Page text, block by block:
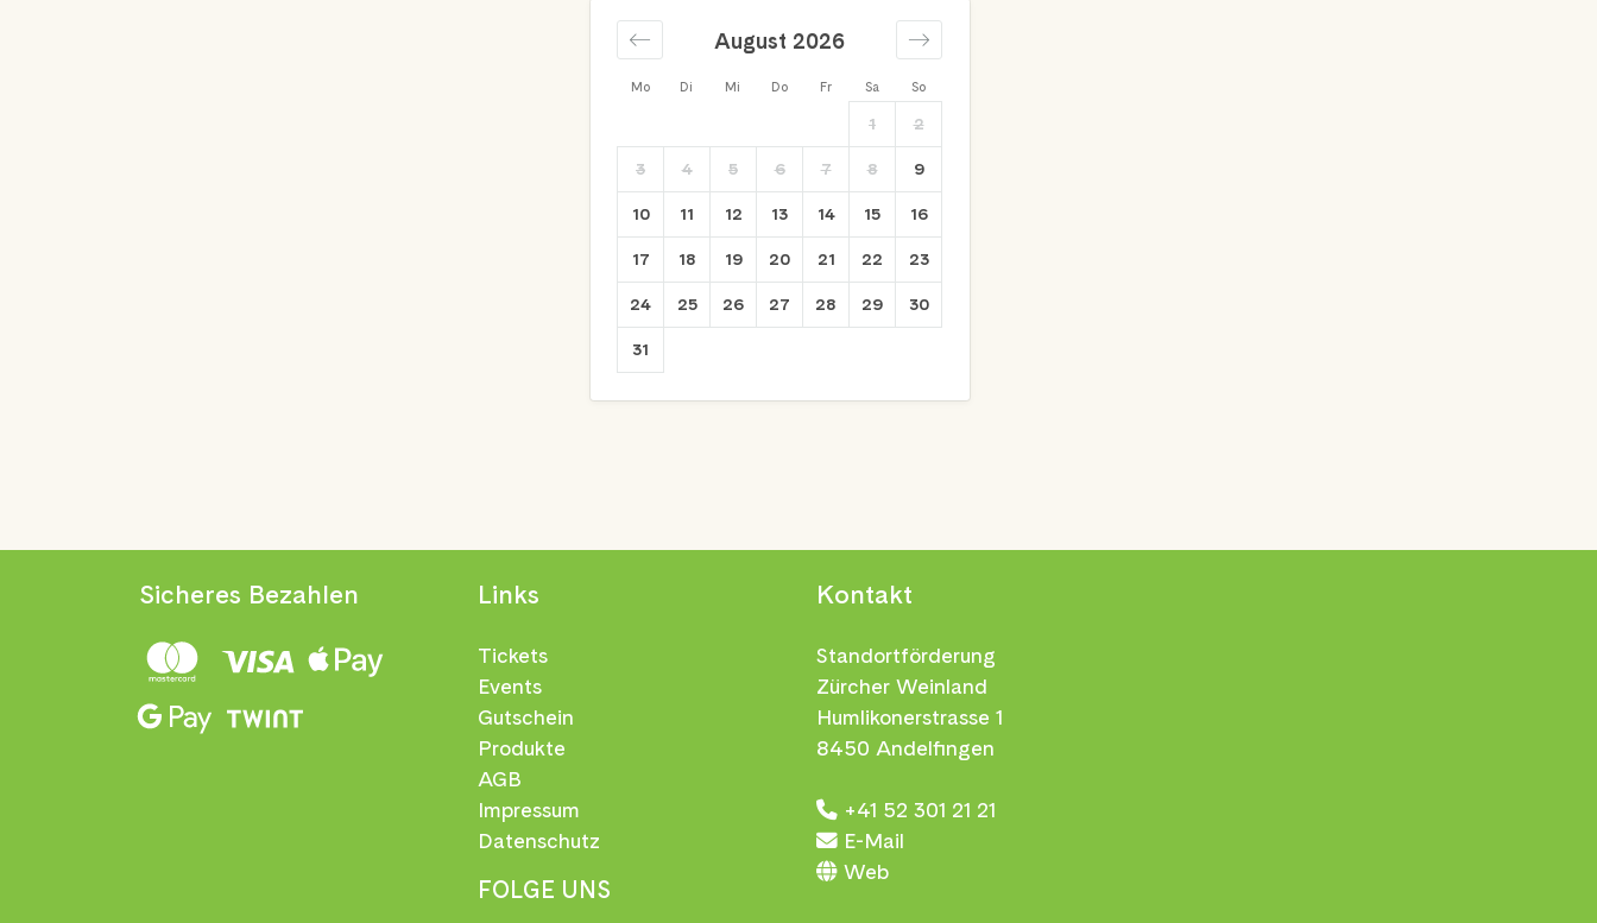
Mo Di Mi Do Fr Sa So
August 2026
1 2
3 4 5 6 7 8 9
10 11 12 13 14 15 16
17 18 19 20 21 22 23
24 25 26 27 28 29 30
31
Sicheres Bezahlen Links
Tickets
Events
Gutschein
Produkte
AGB
Impressum
Datenschutz
FOLGE UNS
Kontakt
Standortförderung
Zürcher Weinland
Humlikonerstrasse 1
8450 Andelfingen
+41 52 301 21 21
E-Mail
Web